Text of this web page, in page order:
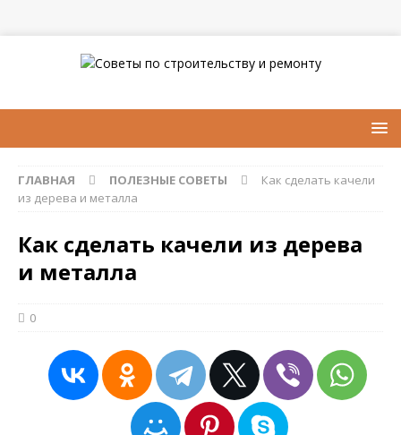
ГЛАВНАЯ ПОЛЕЗНЫЕ СОВЕТЫ
Как сделать качели
из дерева и металла
Как сделать качели из дерева
и металла
0